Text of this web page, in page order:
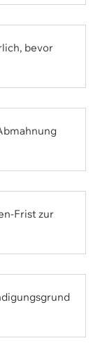
bevor
Frist zur